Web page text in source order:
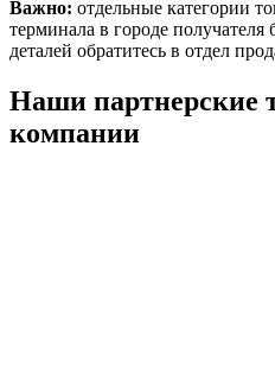
Важно: отдельные категории
терминала в городе
деталей обратитесь в отдел
Наши партнерские
компании